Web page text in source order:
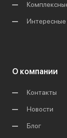
Интересные
О компании
Контакты
Новости
Блог